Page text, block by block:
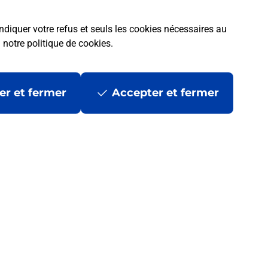
votre refus et seuls les cookies nécessaires au
notre politique de cookies.
et fermer Accepter et fermer